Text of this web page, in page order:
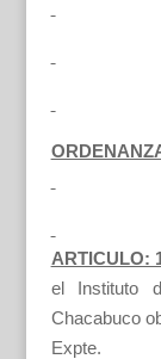
ARTICULO:
el Instituto
Chacabuco
Expte.